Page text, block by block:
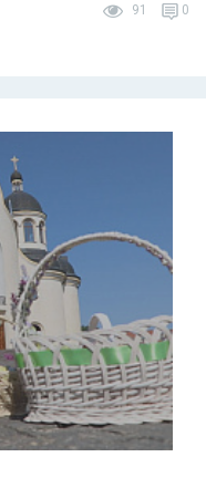
91 0